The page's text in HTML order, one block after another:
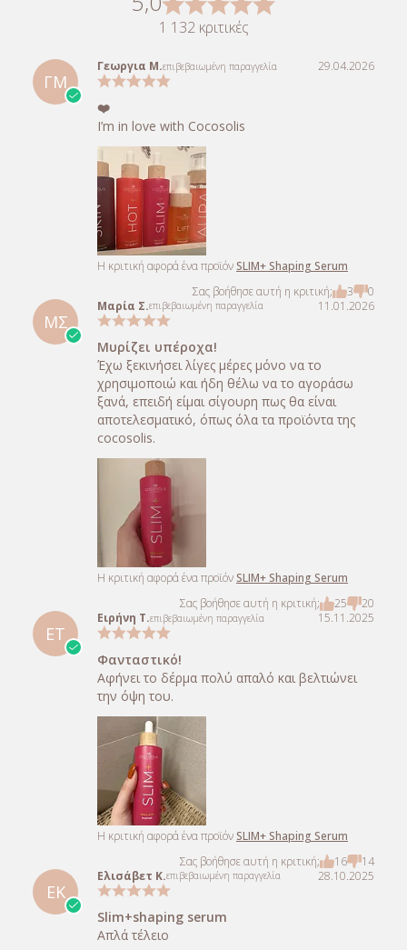
1 132 κριτικές
ΓΜ
Γεωργια Μ.επιβεβαιωμένη παραγγελία 29.04.2026
❤️
I’m in love with Cocosolis
Η κριτική αφορά ένα προϊόν SLIM+ Shaping Serum
Σας βοήθησε αυτή η κριτική;
3 0
ΜΣ
Μαρία Σ.επιβεβαιωμένη παραγγελία 11.01.2026
Μυρίζει υπέροχα!
Έχω ξεκινήσει λίγες μέρες μόνο να το
χρησιμοποιώ και ήδη θέλω να το αγοράσω
ξανά, επειδή είμαι σίγουρη πως θα είναι
αποτελεσματικό, όπως όλα τα προϊόντα της
cocosolis.
Η κριτική αφορά ένα προϊόν SLIM+ Shaping Serum
Σας βοήθησε αυτή η κριτική;
25 20
ΕΤ
Ειρήνη Τ.επιβεβαιωμένη παραγγελία 15.11.2025
Φανταστικό!
Αφήνει το δέρμα πολύ απαλό και βελτιώνει
την όψη του.
Η κριτική αφορά ένα προϊόν SLIM+ Shaping Serum
Σας βοήθησε αυτή η κριτική;
16 14
ΕΚ
Ελισάβετ Κ.επιβεβαιωμένη παραγγελία 28.10.2025
Slim+shaping serum
Απλά τέλειο